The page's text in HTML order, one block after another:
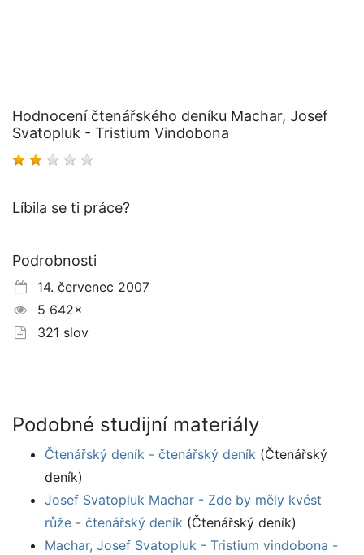
Hodnocení čtenářského deníku Machar, Josef
Svatopluk - Tristium Vindobona
Líbila se ti práce?
Podrobnosti
14. červenec 2007
5 642×
321 slov
Podobné studijní materiály
Čtenářský deník - čtenářský deník (Čtenářský
deník)
Josef Svatopluk Machar - Zde by měly kvést
růže - čtenářský deník (Čtenářský deník)
Machar, Josef Svatopluk - Tristium vindobona -